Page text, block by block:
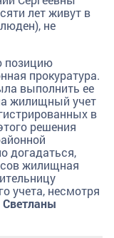
лет живут в
не
позицию
прокуратура.
выполнить ее
жилищный учет
в
решения
догадаться,
жилищная
учета, несмотря
Светланы